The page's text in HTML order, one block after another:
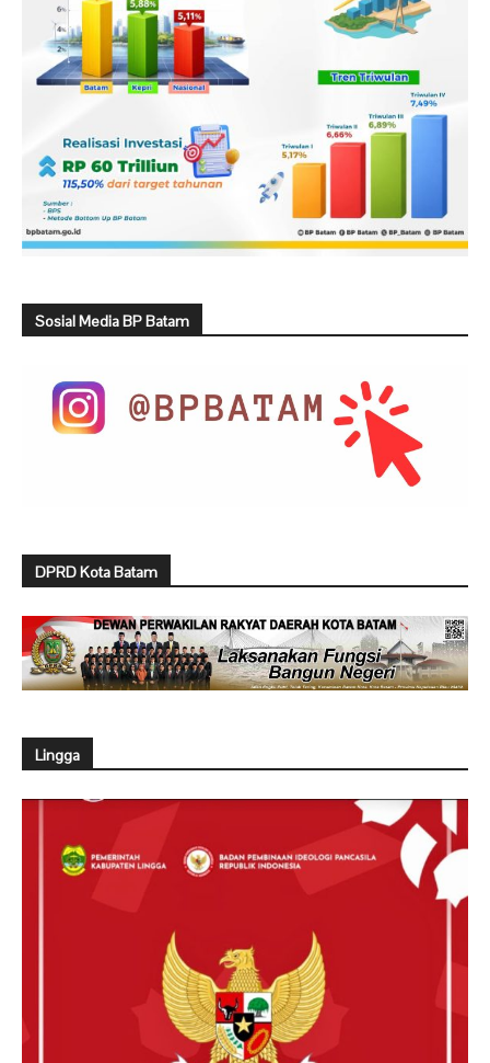
Sosial Media BP Batam
DPRD Kota Batam
Lingga